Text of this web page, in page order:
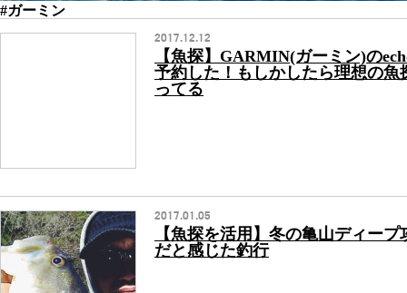
#ガーミン
2017.12.12
【魚探】GARMIN(ガーミン)の
予約した！もしかしたら理想の魚
ってる
2017.01.05
【魚探を活用】冬の亀山ディー
だと感じた釣行